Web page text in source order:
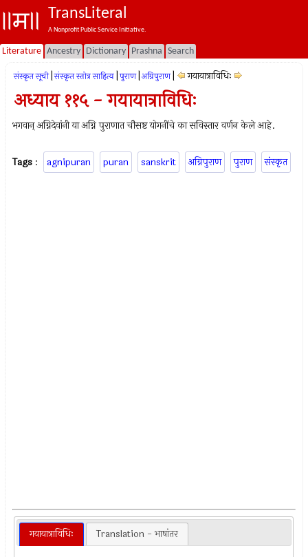
TransLiteral
A Nonprofit Public Service Initiative.
Literature Ancestry Dictionary Prashna Search
संस्कृत सूची संस्कृत स्तोत्र साहित्य पुराण अग्निपुराण गयायात्राविधिः
अध्याय ११५ - गयायात्राविधिः
भगवान् अग्निदेवांनी या अग्नि पुराणात चौसष्ट योगनींचे का सविस्तार वर्णन केले आहे.
Tags : agnipuran puran sanskrit अग्निपुराण पुराण संस्कृत
गयायात्राविधिः Translation - भाषांतर